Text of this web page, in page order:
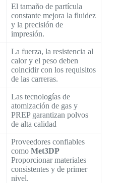
El tamaño de partícula
constante mejora la fluidez
y la precisión de
impresión.
La fuerza, la resistencia al
calor y el peso deben
coincidir con los requisitos
de las carreras.
Las tecnologías de
atomización de gas y
PREP garantizan polvos
de alta calidad
Proveedores confiables
como Met3DP
Proporcionar materiales
consistentes y de primer
nivel.